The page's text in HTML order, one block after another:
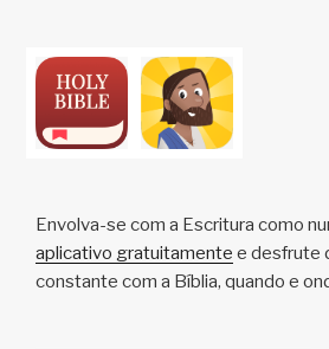
Envolva-se com a Escritura como
aplicativo gratuitamente e desfrute
constante com a Bíblia, quando e